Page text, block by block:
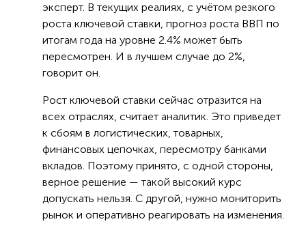
эксперт. В текущих реалиях, с учётом резкого
роста ключевой ставки, прогноз роста ВВП по
итогам года на уровне 2.4% может быть
пересмотрен. И в лучшем случае до 2%,
говорит он.
Рост ключевой ставки сейчас отразится на
всех отраслях, считает аналитик. Это приведет
к сбоям в логистических, товарных,
финансовых цепочках, пересмотру банками
вкладов. Поэтому принято, с одной стороны,
верное решение — такой высокий курс
допускать нельзя. С другой, нужно мониторить
рынок и оперативно реагировать на изменения.